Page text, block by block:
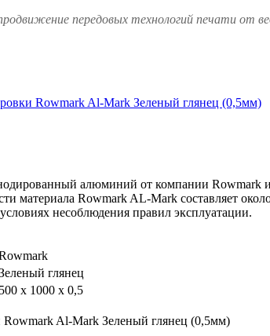
передовых технологий печати от
алюминий от компании Rowmark
материала Rowmark AL-Mark составляет
несоблюдения правил эксплуатации.
глянец
500 х 1000 х 0,5